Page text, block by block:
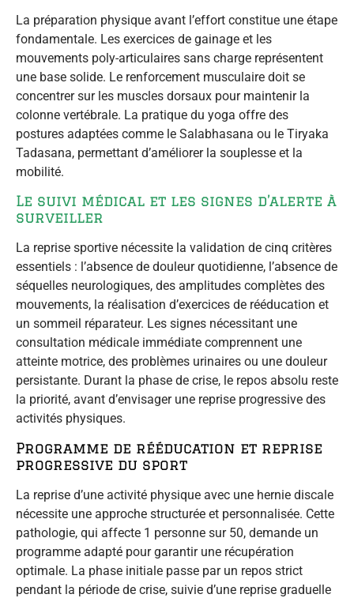
La préparation physique avant l’effort constitue une étape
fondamentale. Les exercices de gainage et les
mouvements poly-articulaires sans charge représentent
une base solide. Le renforcement musculaire doit se
concentrer sur les muscles dorsaux pour maintenir la
colonne vertébrale. La pratique du yoga offre des
postures adaptées comme le Salabhasana ou le Tiryaka
Tadasana, permettant d’améliorer la souplesse et la
mobilité.
Le suivi médical et les signes d’alerte à
surveiller
La reprise sportive nécessite la validation de cinq critères
essentiels : l’absence de douleur quotidienne, l’absence de
séquelles neurologiques, des amplitudes complètes des
mouvements, la réalisation d’exercices de rééducation et
un sommeil réparateur. Les signes nécessitant une
consultation médicale immédiate comprennent une
atteinte motrice, des problèmes urinaires ou une douleur
persistante. Durant la phase de crise, le repos absolu reste
la priorité, avant d’envisager une reprise progressive des
activités physiques.
Programme de rééducation et reprise
progressive du sport
La reprise d’une activité physique avec une hernie discale
nécessite une approche structurée et personnalisée. Cette
pathologie, qui affecte 1 personne sur 50, demande un
programme adapté pour garantir une récupération
optimale. La phase initiale passe par un repos strict
pendant la période de crise, suivie d’une reprise graduelle